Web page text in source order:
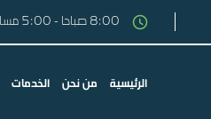
8:00 صباحا - 5:00 مساءا
الرئيسية من نحن الخدمات